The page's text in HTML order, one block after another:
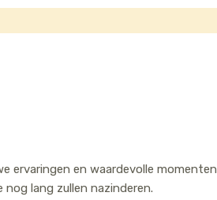
ervaringen en waardevolle momenten
lang zullen nazinderen.